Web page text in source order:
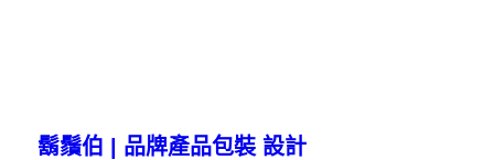
鬍鬚伯 | 品牌產品包裝 設計